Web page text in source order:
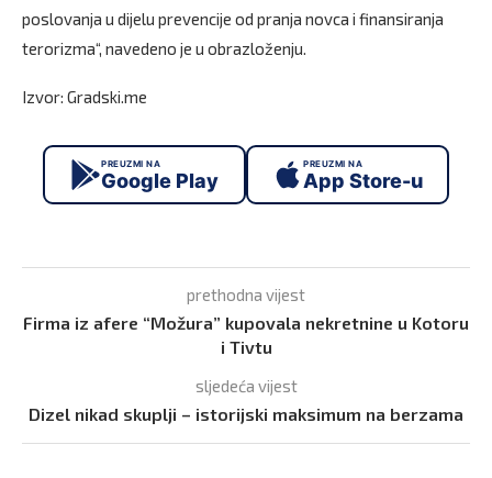
poslovanja u dijelu prevencije od pranja novca i finansiranja
terorizma“, navedeno je u obrazloženju.
Izvor: Gradski.me
PREUZMI NA
Google Play
PREUZMI NA
App Store-u
prethodna vijest
Firma iz afere “Možura” kupovala nekretnine u Kotoru
i Tivtu
sljedeća vijest
Dizel nikad skuplji – istorijski maksimum na berzama